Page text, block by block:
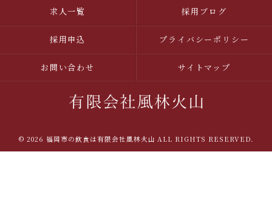
求人一覧 採用ブログ
採用申込 プライバシーポリシー
お問い合わせ サイトマップ
© 2026 福岡市の飲食は有限会社風林火山 ALL RIGHTS RESERVED.